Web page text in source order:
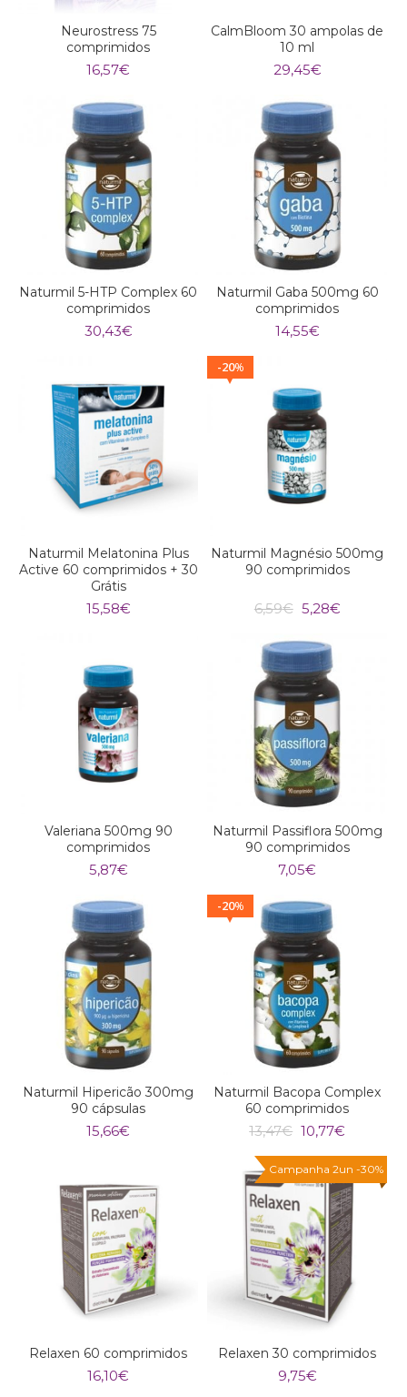
Neurostress 75
comprimidos
16,57€
CalmBloom 30 ampolas de
10 ml
29,45€
Naturmil 5-HTP Complex 60
comprimidos
30,43€
Naturmil Gaba 500mg 60
comprimidos
14,55€
Naturmil Melatonina Plus
Active 60 comprimidos + 30
Grátis
15,58€
%
20
Naturmil Magnésio 500mg
90 comprimidos
6,59€ O
original
era:
6,59€.
5,28€O
Valeriana 500mg 90
comprimidos
5,87€
Naturmil Passiflora 500mg
90 comprimidos
7,05€
Naturmil Hipericão 300mg
90 cápsulas
15,66€
%
20
Naturmil Bacopa Complex
60 comprimidos
13,47€ O
original
era:
13,47€.
10,77€
atual
é:
10,77€.
Relaxen 60 comprimidos
16,10€
Campanha 2un -30%
Relaxen 30 comprimidos
9,75€